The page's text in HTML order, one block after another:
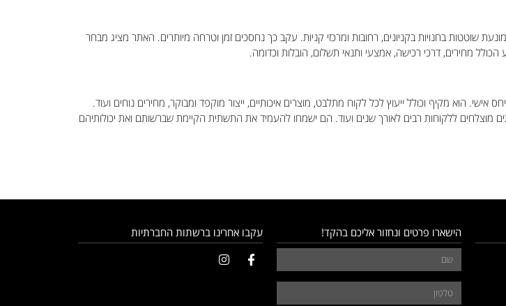
שוטטות בחנויות בקניונים, רחובות ומרכזי קניות. עקב כך נחסכים זמן וטרחה מיותרים. האתר מציג מבחר
מחירים, דרכי רכישה, אמצעי ותנאי תשלום, הובלות וכדומה.
הוא מקיף וכולל ייעוץ לכל לקוח מתלבט, מוצרים איכותיים, ייצור מוקפד ומבוקר, מחירים נוחים ועוד.
מוצלחים ללקוחות רבים לאורך שנים ועוד. הם ישמחו להעמיד את התשתית הקיימת שברשותם ואת יכולותיהם
הישארו פרטים ונחזור אליכם בהקד! עקבו אחרינו ברשתות החברתיות